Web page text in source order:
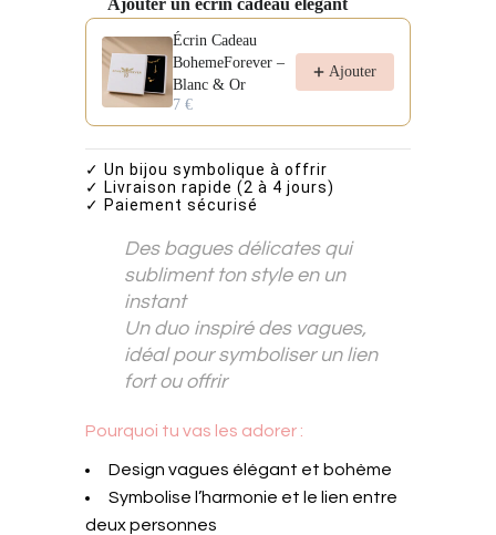
Use the Previous and Next buttons to navigate through
Écrin Cadeau
BohemeForever –
Blanc & Or
7 €
Ajouter
✓ Un bijou symbolique à offrir
✓ Livraison rapide (2 à 4 jours)
✓ Paiement sécurisé
Des bagues délicates qui
subliment ton style en un
instant
Un duo inspiré des vagues,
idéal pour symboliser un lien
fort ou offrir
Pourquoi tu vas les adorer :
Design vagues élégant et bohème
Symbolise l’harmonie et le lien entre
deux personnes